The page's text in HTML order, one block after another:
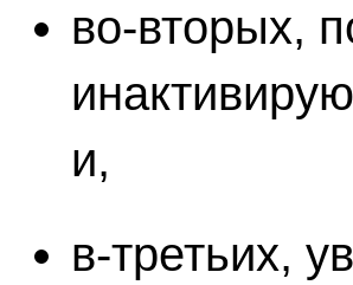
во-вторых,
и,
в-третьих,